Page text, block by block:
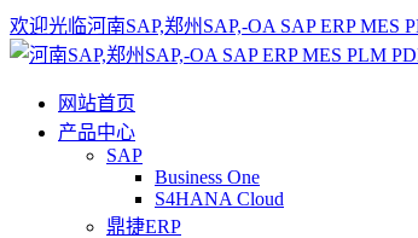
欢迎光临河南SAP,郑州SAP,-OA SAP ERP
网站首页
产品中心
SAP
Business One
S4HANA Cloud
鼎捷ERP